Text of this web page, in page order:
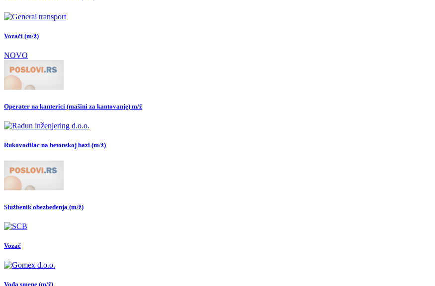
Vozači (m/ž)
NOVO
Operater na kanterici (mašini za kantovanje) m/ž
Rukovodilac na betonskoj bazi (m/ž)
Službenik obezbeđenja (m/ž)
Vozač
Vođa smene (m/ž)